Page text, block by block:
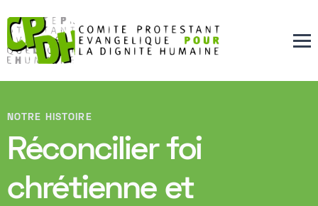
NOTRE HISTOIRE
Réconcilier foi
chrétienne et